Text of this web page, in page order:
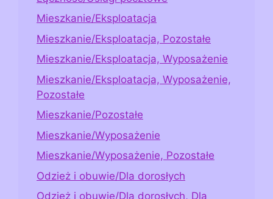
Mieszkanie/Eksploatacja
Mieszkanie/Eksploatacja, Pozostałe
Mieszkanie/Eksploatacja, Wyposażenie
Mieszkanie/Eksploatacja, Wyposażenie,
Pozostałe
Mieszkanie/Pozostałe
Mieszkanie/Wyposażenie
Mieszkanie/Wyposażenie, Pozostałe
Odzież i obuwie/Dla dorosłych
Odzież i obuwie/Dla dorosłych, Dla